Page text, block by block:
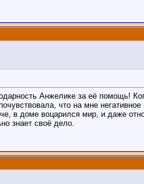
Анжелике за её помощь!
что на мне
в доме воцарился мир, и даже
знает своё дело.